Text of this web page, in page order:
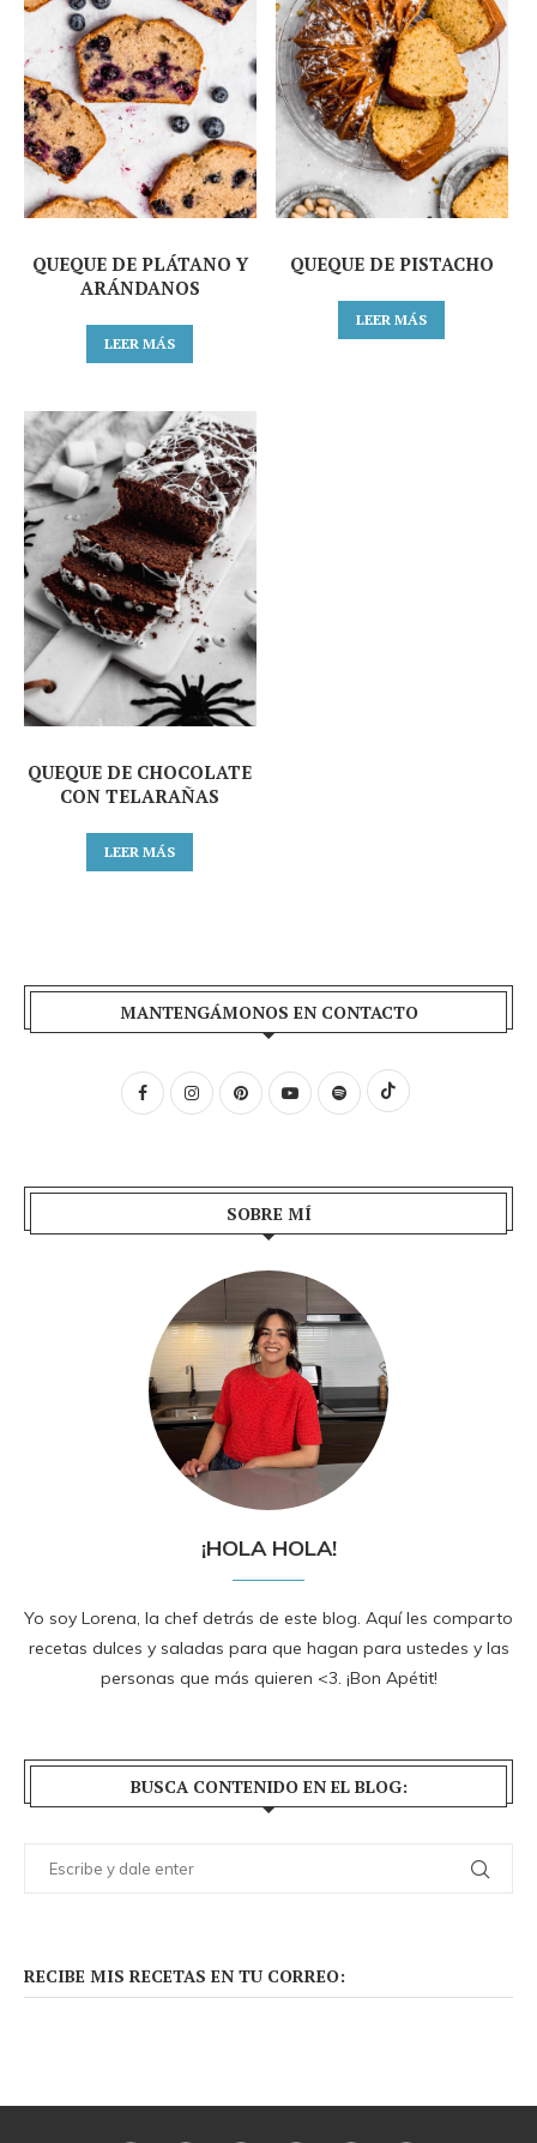
QUEQUE DE PLÁTANO Y
ARÁNDANOS
LEER MÁS
QUEQUE DE PISTACHO
LEER MÁS
QUEQUE DE CHOCOLATE
CON TELARAÑAS
LEER MÁS
MANTENGÁMONOS EN CONTACTO
SOBRE MÍ
¡HOLA HOLA!
Yo soy Lorena, la chef detrás de este blog. Aquí les comparto
recetas dulces y saladas para que hagan para ustedes y las
personas que más quieren <3. ¡Bon Apétit!
BUSCA CONTENIDO EN EL BLOG:
RECIBE MIS RECETAS EN TU CORREO: